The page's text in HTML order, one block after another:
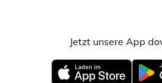
Jetzt unsere App